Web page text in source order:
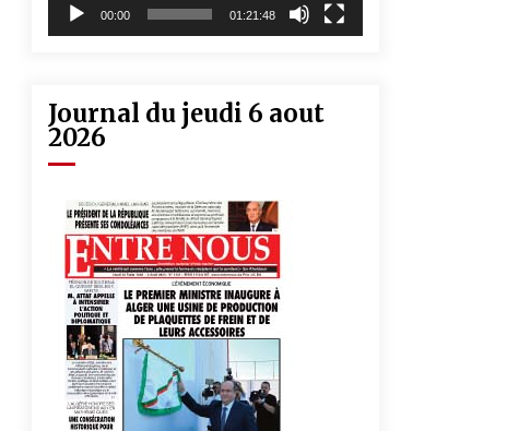
00:00 01:21:48
Journal du jeudi 6 aout
2026